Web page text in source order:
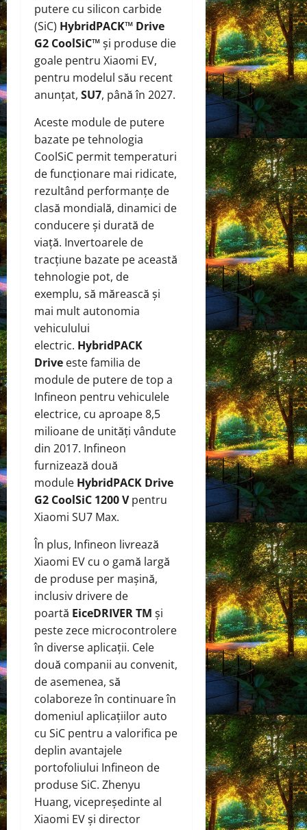
putere cu silicon carbide
(SiC) HybridPACK™ Drive
G2 CoolSiC™și produse die
goale pentru Xiaomi EV,
pentru modelul său recent
anunțat, SU7, până în 2027.
Aceste module de putere
bazate pe tehnologia
CoolSiC permit temperaturi
de funcționare mai ridicate,
rezultând performanțe de
clasă mondială, dinamici de
conducere și durată de
viață. Invertoarele de
tracțiune bazate pe această
tehnologie pot, de
exemplu, să mărească și
mai mult autonomia
vehiculului
electric. HybridPACK
Drive este familia de
module de putere de top a
Infineon pentru vehiculele
electrice, cu aproape 8,5
milioane de unități vândute
din 2017. Infineon
furnizează două
module HybridPACK Drive
G2 CoolSiC 1200 Vpentru
Xiaomi SU7 Max.
În plus, Infineon livrează
Xiaomi EV cu o gamă largă
de produse per mașină,
inclusiv drivere de
poartă EiceDRIVER TM și
peste zece microcontrolere
în diverse aplicații. Cele
două companii au convenit,
de asemenea, să
colaboreze în continuare în
domeniul aplicațiilor auto
cu SiC pentru a valorifica pe
deplin avantajele
portofoliului Infineon de
produse SiC. Zhenyu
Huang, vicepreședinte al
Xiaomi EV și director